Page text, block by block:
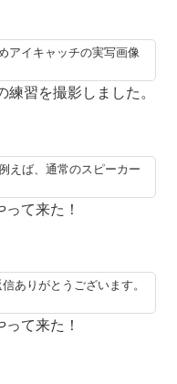
アイキャッチの実写画像
習を撮影しました。
えば、通常のスピーカー
て来た！
ありがとうございます。
て来た！